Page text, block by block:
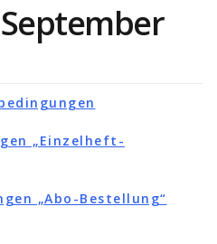
„Einzelheft-
„Abo-Bestellung“